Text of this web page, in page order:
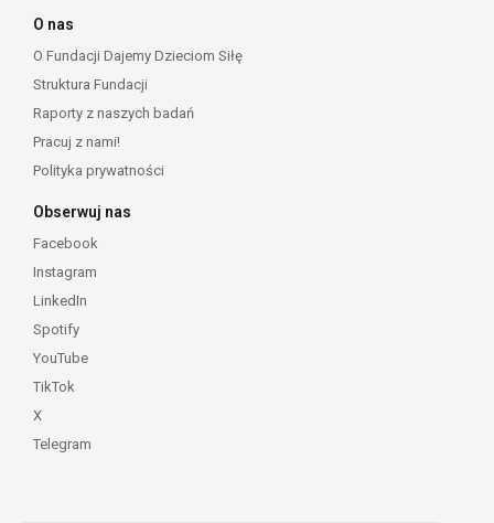
O nas
O Fundacji Dajemy Dzieciom Siłę
Struktura Fundacji
Raporty z naszych badań
Pracuj z nami!
Polityka prywatności
Obserwuj nas
Facebook
Instagram
LinkedIn
Spotify
YouTube
TikTok
X
Telegram